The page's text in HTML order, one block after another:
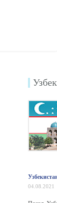
04.08.2021